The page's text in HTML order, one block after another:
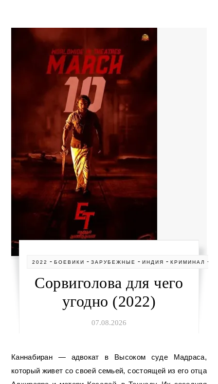
2022 -БОЕВИКИ -ЗАРУБЕЖНЫЕ -ИНДИЯ -КРИМИНАЛ -
Сорвиголова для чего
угодно (2022)
07.08.2026
Каннабиран — адвокат в Высоком суде Мадраса,
который живет со своей семьей, состоящей из его отца